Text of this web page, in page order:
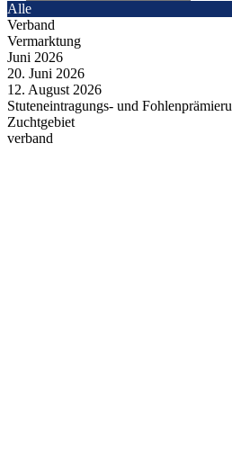
Alle
Verband
Vermarktung
Juni 2026
20. Juni 2026
12. August 2026
Stuteneintragungs- und
Zuchtgebiet
verband